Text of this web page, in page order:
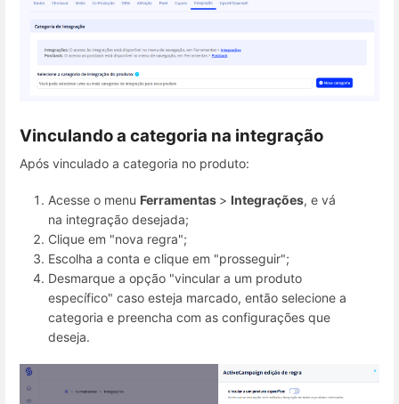
Vinculando a categoria na integração
Após vinculado a categoria no produto:
Acesse o menu Ferramentas > Integrações, e vá
na integração desejada;
Clique em "nova regra";
Escolha a conta e clique em "prosseguir";
Desmarque a opção "vincular a um produto
específico" caso esteja marcado, então selecione a
categoria e preencha com as configurações que
deseja.